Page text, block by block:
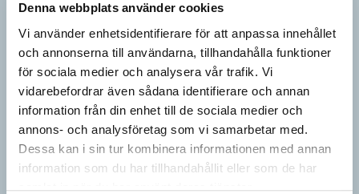
Denna webbplats använder cookies
Vi använder enhetsidentifierare för att anpassa innehållet
och annonserna till användarna, tillhandahålla funktioner
för sociala medier och analysera vår trafik. Vi
vidarebefordrar även sådana identifierare och annan
information från din enhet till de sociala medier och
annons- och analysföretag som vi samarbetar med.
Dessa kan i sin tur kombinera informationen med annan
information som du har tillhandahållit eller som de har
samlat in när du har använt deras tjänster.
Pressmeddelande: Hjovisst älskar vi
ordvitsar!
SPRÅKBLOGGEN
– Vinnarna visar att lyckade ordvitsar alltid går hem. En bra
kommunslogan kombinerar ett träffsäkert budskap om
kommunen med en humoristisk knorr, säger Anders Svensson,